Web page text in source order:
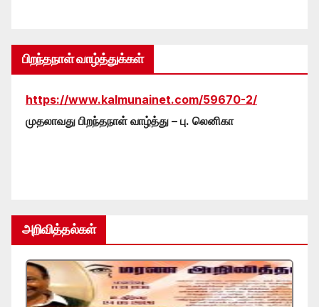
பிறந்தநாள் வாழ்த்துக்கள்
https://www.kalmunainet.com/59670-2/
முதலாவது பிறந்தநாள் வாழ்த்து – பு. லெனிகா
அறிவித்தல்கள்